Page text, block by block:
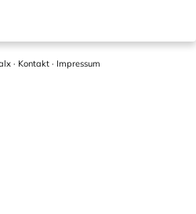
· Kontakt · Impressum